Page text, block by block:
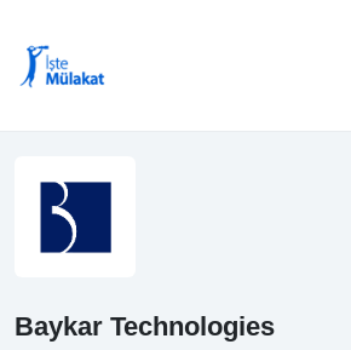
Baykar Technologies